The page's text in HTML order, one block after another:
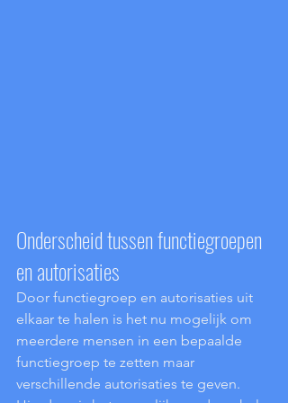
Onderscheid tussen functiegroepen
en autorisaties
Door functiegroep en autorisaties uit
elkaar te halen is het nu mogelijk om
meerdere mensen in een bepaalde
functiegroep te zetten maar
verschillende autorisaties te geven.